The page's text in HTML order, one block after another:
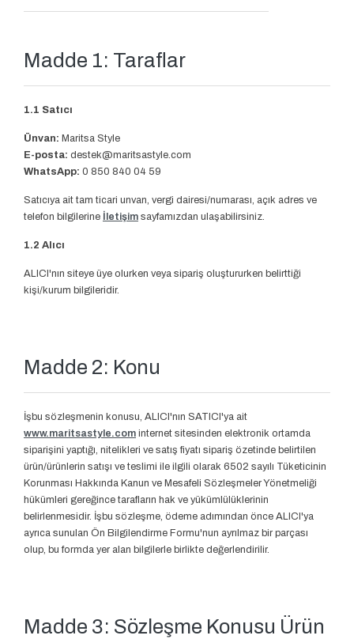
Madde 1: Taraflar
1.1 Satıcı
Ünvan: Maritsa Style
E-posta: destek@maritsastyle.com
WhatsApp: 0 850 840 04 59
Satıcıya ait tam ticari unvan, vergi dairesi/numarası, açık adres ve
telefon bilgilerine İletişim sayfamızdan ulaşabilirsiniz.
1.2 Alıcı
ALICI'nın siteye üye olurken veya sipariş oluştururken belirttiği
kişi/kurum bilgileridir.
Madde 2: Konu
İşbu sözleşmenin konusu, ALICI'nın SATICI'ya ait
www.maritsastyle.com internet sitesinden elektronik ortamda
siparişini yaptığı, nitelikleri ve satış fiyatı sipariş özetinde belirtilen
ürün/ürünlerin satışı ve teslimi ile ilgili olarak 6502 sayılı Tüketicinin
Korunması Hakkında Kanun ve Mesafeli Sözleşmeler Yönetmeliği
hükümleri gereğince tarafların hak ve yükümlülüklerinin
belirlenmesidir. İşbu sözleşme, ödeme adımından önce ALICI'ya
ayrıca sunulan Ön Bilgilendirme Formu'nun ayrılmaz bir parçası
olup, bu formda yer alan bilgilerle birlikte değerlendirilir.
Madde 3: Sözleşme Konusu Ürün